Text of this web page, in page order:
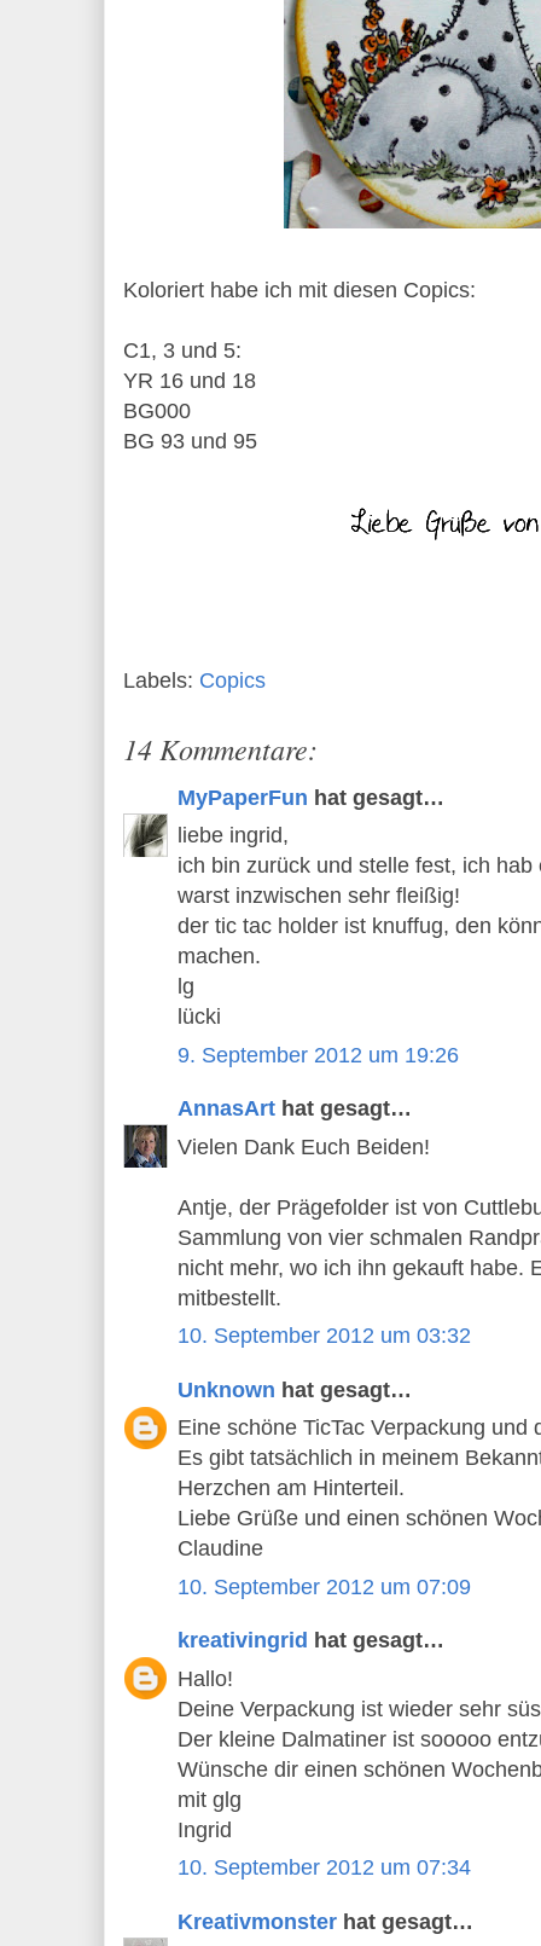
Koloriert habe ich mit diesen Copics:
C1, 3 und 5:
YR 16 und 18
BG000
BG 93 und 95
Labels: Copics
14 Kommentare:
MyPaperFun hat gesagt…
liebe ingrid,
ich bin zurück und stelle fest, ich
warst inzwischen sehr fleißig!
der tic tac holder ist knuffug, den
machen.
lg
lücki
9. September 2012 um 19:26
AnnasArt hat gesagt…
Vielen Dank Euch Beiden!
Antje, der Prägefolder ist von
Sammlung von vier schmalen
nicht mehr, wo ich ihn gekauft habe.
mitbestellt.
10. September 2012 um 03:32
Unknown hat gesagt…
Eine schöne TicTac Verpackung und
Es gibt tatsächlich in meinem
Herzchen am Hinterteil.
Liebe Grüße und einen schönen
Claudine
10. September 2012 um 07:09
kreativingrid hat gesagt…
Hallo!
Deine Verpackung ist wieder sehr
Der kleine Dalmatiner ist sooooo
Wünsche dir einen schönen
mit glg
Ingrid
10. September 2012 um 07:34
Kreativmonster hat gesagt…